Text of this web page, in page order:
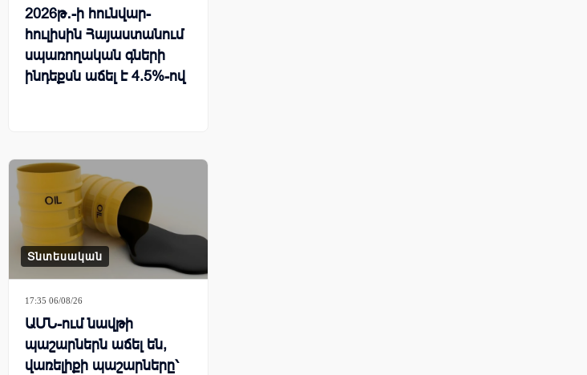
2026թ․-ի հունվար-
հուլիսին Հայաստանում
սպառողական գների
ինդեքսն աճել է 4.5%-ով
Տնտեսական
17:35 06/08/26
ԱՄՆ-ում նավթի
պաշարներն աճել են,
վառելիքի պաշարները՝